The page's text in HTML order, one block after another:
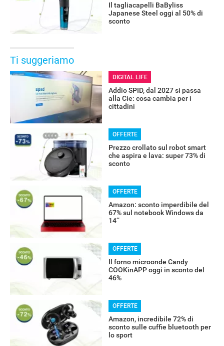
Il tagliacapelli BaByliss
Japanese Steel oggi al 50% di
sconto
Ti suggeriamo
DIGITAL LIFE
Addio SPID, dal 2027 si passa
alla Cie: cosa cambia per i
cittadini
OFFERTE
Prezzo crollato sul robot smart
che aspira e lava: super 73% di
sconto
OFFERTE
Amazon: sconto imperdibile del
67% sul notebook Windows da
14’’
OFFERTE
Il forno microonde Candy
COOKinAPP oggi in sconto del
46%
OFFERTE
Amazon, incredibile 72% di
sconto sulle cuffie bluetooth per
lo sport